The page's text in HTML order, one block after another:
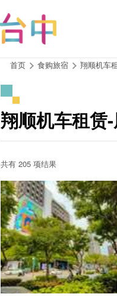
首页 食购旅宿 翔顺机车
翔顺机车租赁
共有 205 项结果